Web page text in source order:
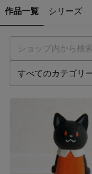
作品一覧 シリーズ